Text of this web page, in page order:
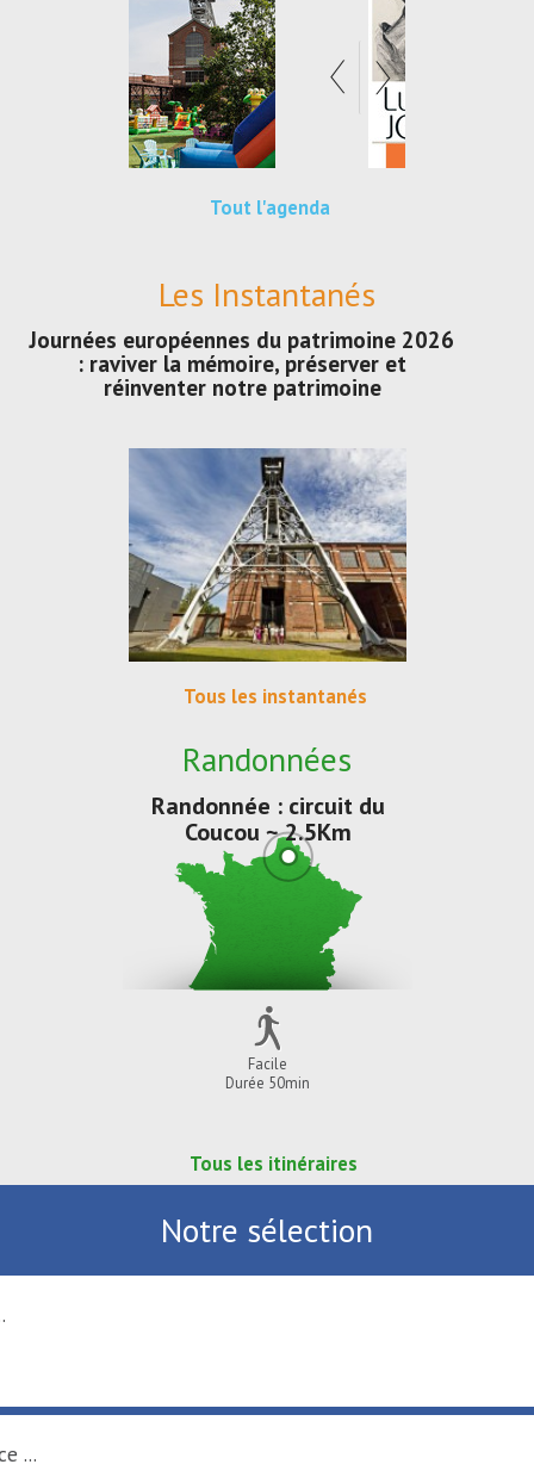
Tout l'agenda
Les Instantanés
Journées européennes du patrimoine 2026
: raviver la mémoire, préserver et
réinventer notre patrimoine
Tous les instantanés
Randonnées
Randonnée : circuit du
Coucou ~ 2.5Km
Facile
Durée 50min
Tous les itinéraires
Notre sélection
...